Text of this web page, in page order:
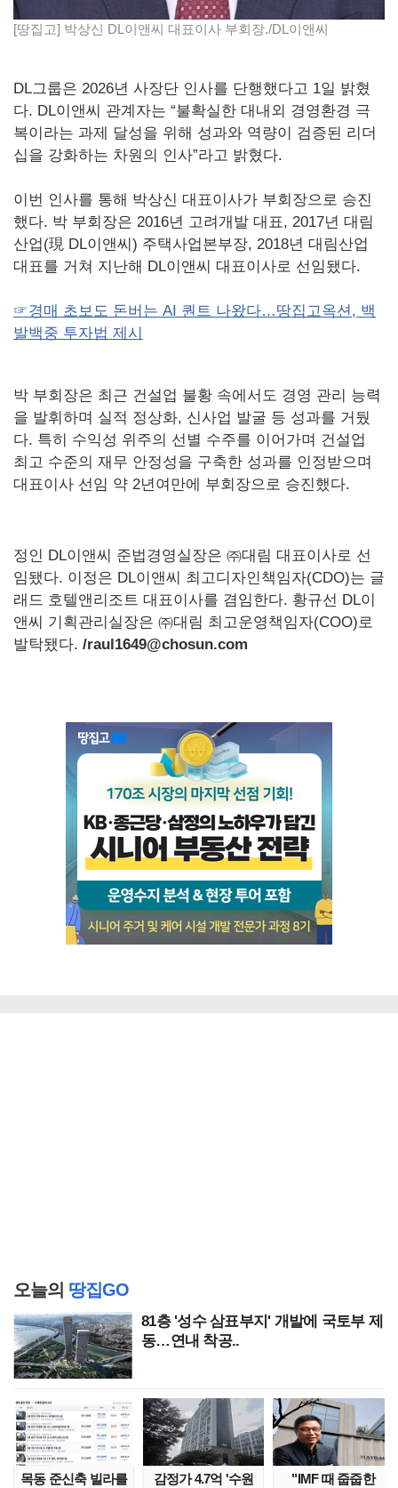
[땅집고] 박상신 DL이앤씨 대표이사 부회장./DL이앤씨
DL그룹은 2026년 사장단 인사를 단행했다고 1일 밝혔
다. DL이앤씨 관계자는 “불확실한 대내외 경영환경 극
복이라는 과제 달성을 위해 성과와 역량이 검증된 리더
십을 강화하는 차원의 인사”라고 밝혔다.
이번 인사를 통해 박상신 대표이사가 부회장으로 승진
했다. 박 부회장은 2016년 고려개발 대표, 2017년 대림
산업(現 DL이앤씨) 주택사업본부장, 2018년 대림산업
대표를 거쳐 지난해 DL이앤씨 대표이사로 선임됐다.
☞경매 초보도 돈버는 AI 퀀트 나왔다…땅집고옥션, 백
발백중 투자법 제시
박 부회장은 최근 건설업 불황 속에서도 경영 관리 능력
을 발휘하며 실적 정상화, 신사업 발굴 등 성과를 거뒀
다. 특히 수익성 위주의 선별 수주를 이어가며 건설업
최고 수준의 재무 안정성을 구축한 성과를 인정받으며
대표이사 선임 약 2년여만에 부회장으로 승진했다.
정인 DL이앤씨 준법경영실장은 ㈜대림 대표이사로 선
임됐다. 이정은 DL이앤씨 최고디자인책임자(CDO)는 글
래드 호텔앤리조트 대표이사를 겸임한다. 황규선 DL이
앤씨 기획관리실장은 ㈜대림 최고운영책임자(COO)로
발탁됐다. /raul1649@chosun.com
오늘의 땅집GO
81층 '성수 삼표부지' 개발에 국토부 제
동…연내 착공..
목동 준신축 빌라를 감정가 4.7억 '수원 "IMF 때 줍줍한